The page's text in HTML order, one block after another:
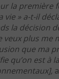
la première
vie » a-t-il
la décision
veux plus me
que ma
qu’on est à
,